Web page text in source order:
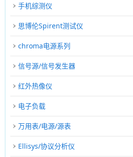
手机综测仪
思博伦Spirent测试仪
chroma电源系列
信号源/信号发生器
红外热像仪
电子负载
万用表/电源/源表
Ellisys/协议分析仪